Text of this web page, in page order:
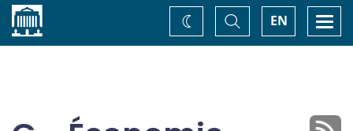
Accueil EN
Basculer
la
recherche
Changez
de